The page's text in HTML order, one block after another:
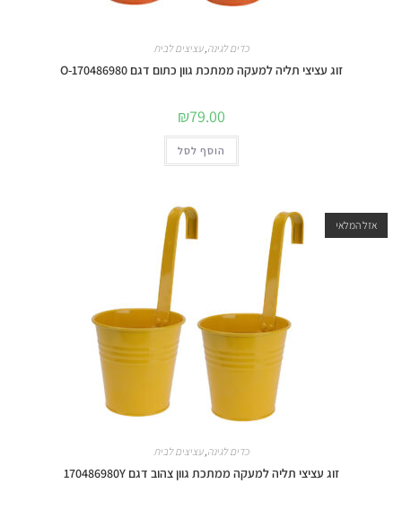
כדים לגינה,עציצים לבית
זוג עציצי תליה למעקה ממתכת גוון כתום דגם O-170486980
₪79.00
הוסף לסל
אזל המלאי
כדים לגינה,עציצים לבית
זוג עציצי תליה למעקה ממתכת גוון צהוב דגם 170486980Y